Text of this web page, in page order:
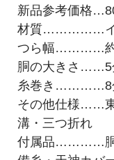
新品参考価格
材質……………イ
つら幅…………約
胴の大きさ……5
糸巻き…………8
その他仕様……
溝・三つ折れ
付属品…………胴